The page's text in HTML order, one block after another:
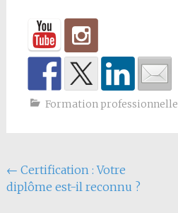
Formation professionnelle
← Certification : Votre
diplôme est-il reconnu ?